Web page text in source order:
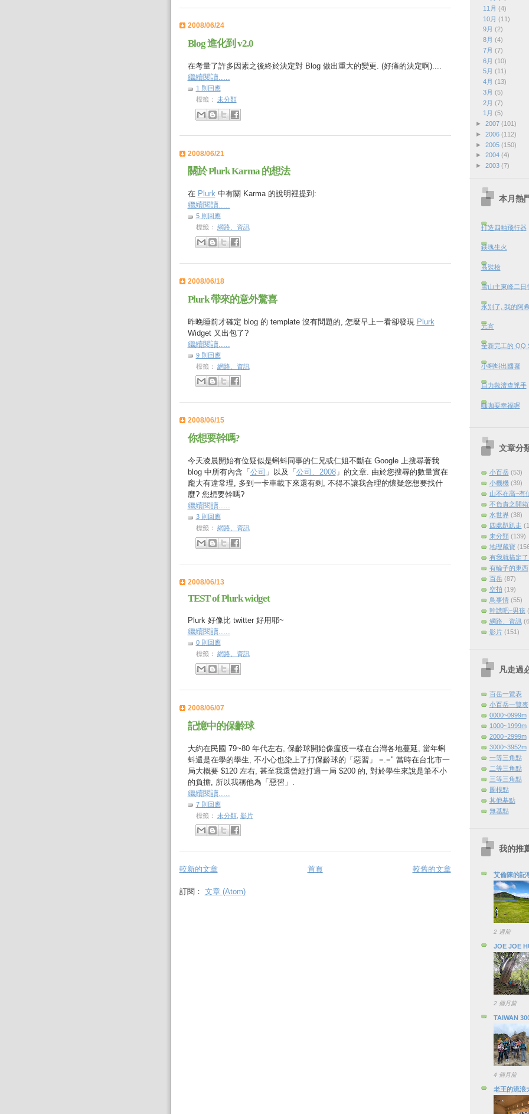
2008/06/24
Blog 進化到 v2.0
在考量了許多因素之後終於決定對 Blog 做出重大的變更. (好痛的決定啊)....
繼續閱讀.....
1 則回應
標籤： 未分類
2008/06/21
關於 Plurk Karma 的想法
在 Plurk中有關 Karma 的說明裡提到:
繼續閱讀.....
5 則回應
標籤： 網路、資訊
2008/06/18
Plurk 帶來的意外驚喜
昨晚睡前才確定 blog 的 template 沒有問題的, 怎麼早上一看卻發現 Plurk
Widget 又出包了?
繼續閱讀.....
9 則回應
標籤： 網路、資訊
2008/06/15
你想要幹嗎?
今天凌晨開始有位疑似是蝌蚪同事的仁兄或仁姐不斷在 Google 上搜尋著我
blog 中所有內含「 公司 」以及「 公司、2008」的文章. 由於您搜尋的數量實在
龐大有違常理, 多到一卡車載下來還有剩, 不得不讓我合理的懷疑您想要找什
麼? 您想要幹嗎?
繼續閱讀.....
3 則回應
標籤： 網路、資訊
2008/06/13
TEST of Plurk widget
Plurk 好像比 twitter 好用耶~
繼續閱讀.....
0 則回應
標籤： 網路、資訊
2008/06/07
記憶中的保齡球
大約在民國 79~80 年代左右, 保齡球開始像瘟疫一樣在台灣各地蔓延, 當年蝌
蚪還是在學的學生, 不小心也染上了打保齡球的「惡習」 =.=" 當時在台北市一
局大概要 $120 左右, 甚至我還曾經打過一局 $200 的, 對於學生來說是筆不小
的負擔, 所以我稱他為「惡習」.
繼續閱讀.....
7 則回應
標籤： 未分類, 影片
較新的文章 較舊的文章
首頁
訂閱： 文章 (Atom)
11月 (4)
10月 (11)
9月 (2)
8月 (4)
7月 (7)
6月 (10)
5月 (11)
4月 (13)
3月 (5)
2月 (7)
1月 (5)
► 2007 (101)
► 2006 (112)
► 2005 (150)
► 2004 (4)
► 2003 (7)
本月熱
打造四軸飛行器
鎂塊生火
高裝檢
雪山主東峰二日
永別了, 我的阿
元宵
全新完工的 QQ
小蝌蚪出國囉
自力救濟查兇手
咖咖要幸福喔
文章分
小百岳 (53)
小機機 (39)
山不在高~有
不負責之開箱
水世界 (38)
四處趴趴走
未分類 (139)
地理藏寶
有我就搞定
有輪子的東西
百岳 (87)
空拍 (19)
鳥事情 (55)
幹譙吧~男孩
網路、資訊
影片 (151)
凡走過
百岳一覽表
小百岳一覽表
0000~0999m
1000~1999m
2000~2999m
3000~3952m
一等三角點
二等三角點
三等三角點
圖根點
其他基點
無基點
我的推
艾倫陳的記
2 週前
JOE JOE
2 個月前
TAIWAN
4 個月前
老王的流浪